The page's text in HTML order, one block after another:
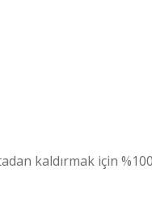
kaldırmak için